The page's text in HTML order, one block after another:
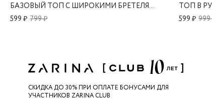
БАЗОВЫЙ ТОП С ШИРОКИМИ БРЕТЕЛЯМИ
799 ₽
599 ₽
ТОП В
999
599 ₽
СКИДКА ДО 30% ПРИ ОПЛАТЕ БОНУСАМИ ДЛЯ
УЧАСТНИКОВ ZARINA CLUB